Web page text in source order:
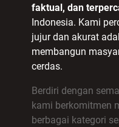
faktual, dan
Indonesia. Kami
jujur dan akurat
membangun
cerdas.
Berdiri dengan
kami berkomitmen
berbagai kategori